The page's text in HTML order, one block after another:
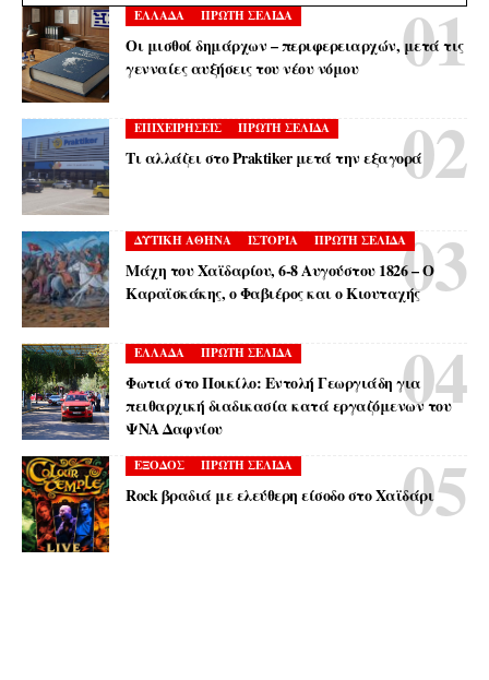
ΕΛΛΑΔΑ ΠΡΩΤΗ ΣΕΛΙΔΑ
Οι μισθοί δημάρχων – περιφερειαρχών, μετά τις
γενναίες αυξήσεις του νέου νόμου
ΕΠΙΧΕΙΡΗΣΕΙΣ ΠΡΩΤΗ ΣΕΛΙΔΑ
Τι αλλάζει στο Praktiker μετά την εξαγορά
ΔΥΤΙΚΗ ΑΘΗΝΑ ΙΣΤΟΡΙΑ ΠΡΩΤΗ ΣΕΛΙΔΑ
Μάχη του Χαϊδαρίου, 6-8 Αυγούστου 1826 – Ο
Καραϊσκάκης, ο Φαβιέρος και ο Κιουταχής
ΕΛΛΑΔΑ ΠΡΩΤΗ ΣΕΛΙΔΑ
Φωτιά στο Ποικίλο: Εντολή Γεωργιάδη για
πειθαρχική διαδικασία κατά εργαζόμενων του
ΨΝΑ Δαφνίου
ΕΞΟΔΟΣ ΠΡΩΤΗ ΣΕΛΙΔΑ
Rock βραδιά με ελεύθερη είσοδο στο Χαϊδάρι